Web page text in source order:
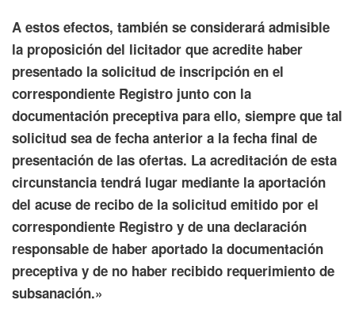
A estos efectos, también se considerará admisible
la proposición del licitador que acredite haber
presentado la solicitud de inscripción en el
correspondiente Registro junto con la
documentación preceptiva para ello, siempre que tal
solicitud sea de fecha anterior a la fecha final de
presentación de las ofertas. La acreditación de esta
circunstancia tendrá lugar mediante la aportación
del acuse de recibo de la solicitud emitido por el
correspondiente Registro y de una declaración
responsable de haber aportado la documentación
preceptiva y de no haber recibido requerimiento de
subsanación.»